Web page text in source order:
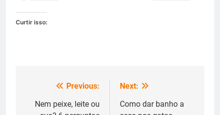
Curtir isso:
Navegação
de
Previous:
Nem peixe, leite ou
Next:
Como dar banho a